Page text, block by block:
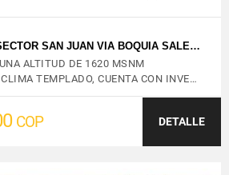
SAN JUAN VIA BOQUIA SALE…
ALTITUD DE 1620 MSNM
TEMPLADO, CUENTA CON INVE…
COP DETALLE